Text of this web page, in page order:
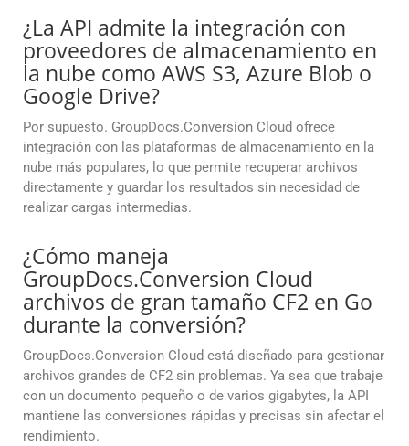
¿La API admite la integración con
proveedores de almacenamiento en
la nube como AWS S3, Azure Blob o
Google Drive?
Por supuesto. GroupDocs.Conversion Cloud ofrece
integración con las plataformas de almacenamiento en la
nube más populares, lo que permite recuperar archivos
directamente y guardar los resultados sin necesidad de
realizar cargas intermedias.
¿Cómo maneja
GroupDocs.Conversion Cloud
archivos de gran tamaño CF2 en Go
durante la conversión?
GroupDocs.Conversion Cloud está diseñado para gestionar
archivos grandes de CF2 sin problemas. Ya sea que trabaje
con un documento pequeño o de varios gigabytes, la API
mantiene las conversiones rápidas y precisas sin afectar el
rendimiento.